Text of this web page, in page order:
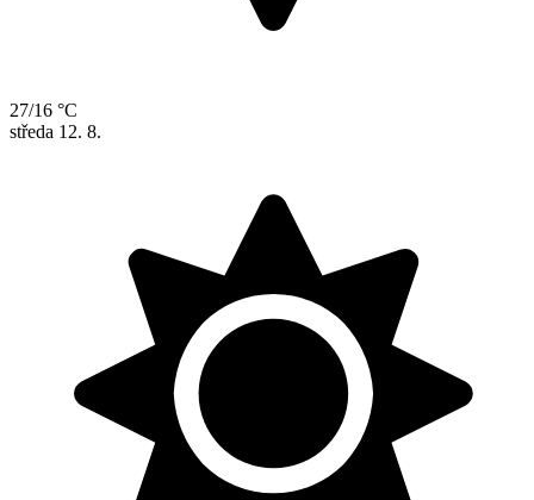
27/16 °C
středa 12. 8.